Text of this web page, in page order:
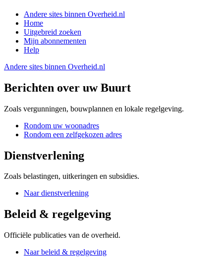
Andere sites binnen Overheid.nl
Home
Uitgebreid zoeken
Mijn abonnementen
Help
Andere sites binnen Overheid.nl
Berichten over uw Buurt
Zoals vergunningen, bouwplannen en lokale regelgeving.
Rondom uw woonadres
Rondom een zelfgekozen adres
Dienstverlening
Zoals belastingen, uitkeringen en subsidies.
Naar dienstverlening
Beleid & regelgeving
Officiële publicaties van de overheid.
Naar beleid & regelgeving